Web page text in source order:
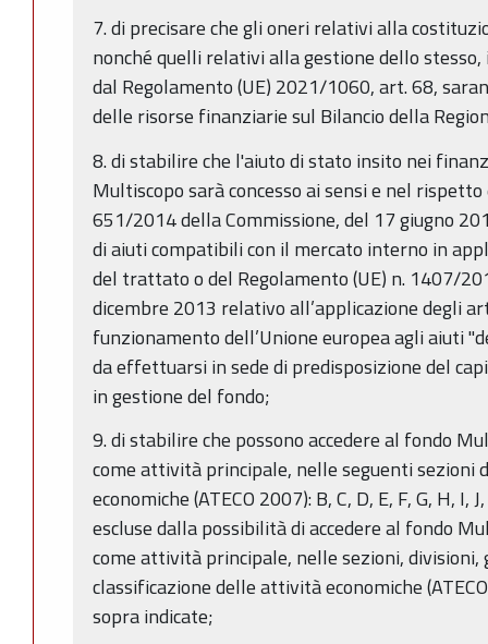
7. di precisare che gli oneri relativi alla
nonché quelli relativi alla gestione dello
dal Regolamento (UE) 2021/1060, art. 68,
delle risorse finanziarie sul Bilancio della
8. di stabilire che l'aiuto di stato insito nei
Multiscopo sarà concesso ai sensi e nel
651/2014 della Commissione, del 17 giugno
di aiuti compatibili con il mercato interno in
del trattato o del Regolamento (UE) n. 1407/
dicembre 2013 relativo all’applicazione degli
funzionamento dell’Unione europea agli aiuti
da effettuarsi in sede di predisposizione del
in gestione del fondo;
9. di stabilire che possono accedere al fondo
come attività principale, nelle seguenti sezioni
economiche (ATECO 2007): B, C, D, E, F, G, H, I,
escluse dalla possibilità di accedere al fondo
come attività principale, nelle sezioni, divisioni,
classificazione delle attività economiche
sopra indicate;